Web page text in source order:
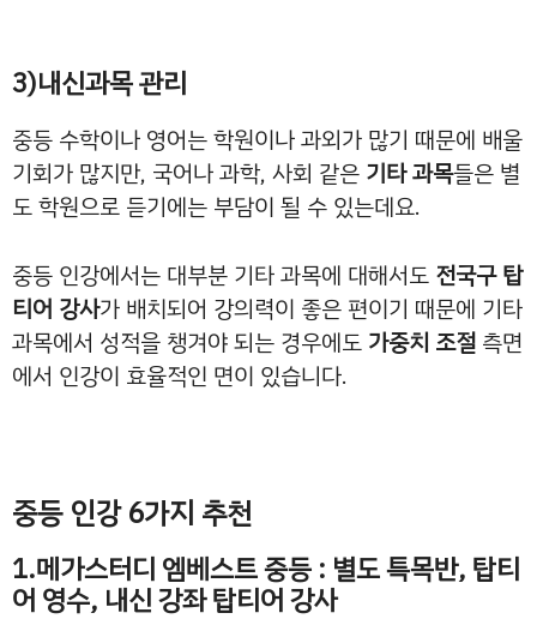
3)내신과목 관리
중등 수학이나 영어는 학원이나 과외가 많기 때문에 배울
기회가 많지만, 국어나 과학, 사회 같은 기타 과목들은 별
도 학원으로 듣기에는 부담이 될 수 있는데요.
중등 인강에서는 대부분 기타 과목에 대해서도 전국구 탑
티어 강사가 배치되어 강의력이 좋은 편이기 때문에 기타
과목에서 성적을 챙겨야 되는 경우에도 가중치 조절 측면
에서 인강이 효율적인 면이 있습니다.
중등 인강 6가지 추천
1.메가스터디 엠베스트 중등 : 별도 특목반, 탑티
어 영수, 내신 강좌 탑티어 강사